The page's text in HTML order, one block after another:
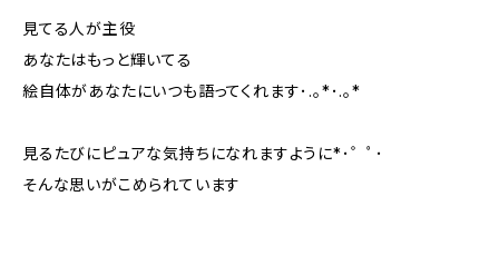
見てる人が主役
あなたはもっと輝いてる
絵自体があなたにいつも語ってくれます･.｡*･.｡*
見るたびにピュアな気持ちになれますように*･゜ﾟ･
そんな思いがこめられています